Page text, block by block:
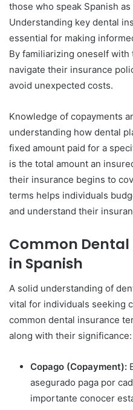
those who speak Spanish
Understanding key dental
essential for making
By familiarizing oneself
navigate their insurance
avoid unexpected costs.
Knowledge of copayments
understanding how dental
fixed amount paid for a
is the total amount an
their insurance begins to
terms helps individuals
and understand their
Common
in Spanish
A solid understanding of
vital for individuals seeking
common dental insurance
along with their significance:
Copago (Copayment):
asegurado paga por
importante conocer